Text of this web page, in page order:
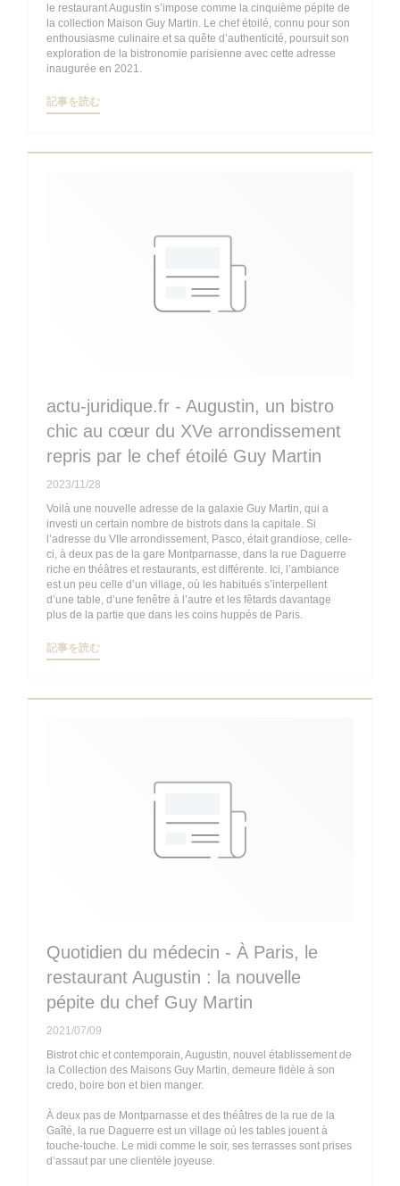
le restaurant Augustin s’impose comme la cinquième pépite de
la collection Maison Guy Martin. Le chef étoilé, connu pour son
enthousiasme culinaire et sa quête d’authenticité, poursuit son
exploration de la bistronomie parisienne avec cette adresse
inaugurée en 2021.
記事を読む((新しいウィンドウで開きます))
actu-juridique.fr - Augustin, un bistro
chic au cœur du XVe arrondissement
repris par le chef étoilé Guy Martin
2023/11/28
Voilà une nouvelle adresse de la galaxie Guy Martin, qui a
investi un certain nombre de bistrots dans la capitale. Si
l’adresse du VIIe arrondissement, Pasco, était grandiose, celle-
ci, à deux pas de la gare Montparnasse, dans la rue Daguerre
riche en théâtres et restaurants, est différente. Ici, l’ambiance
est un peu celle d’un village, où les habitués s’interpellent
d’une table, d’une fenêtre à l’autre et les fêtards davantage
plus de la partie que dans les coins huppés de Paris.
記事を読む((新しいウィンドウで開きます))
Quotidien du médecin - À Paris, le
restaurant Augustin : la nouvelle
pépite du chef Guy Martin
2021/07/09
Bistrot chic et contemporain, Augustin, nouvel établissement de
la Collection des Maisons Guy Martin, demeure fidèle à son
credo, boire bon et bien manger.
À deux pas de Montparnasse et des théâtres de la rue de la
Gaîté, la rue Daguerre est un village où les tables jouent à
touche-touche. Le midi comme le soir, ses terrasses sont prises
d’assaut par une clientèle joyeuse.